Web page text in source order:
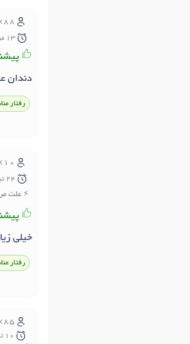
13 مرداد 1405 - 0:16
دندان
رفتار
24 تير 1405 - 10:27
علت
خیلی
رفتار
10 تير 1405 - 13:2